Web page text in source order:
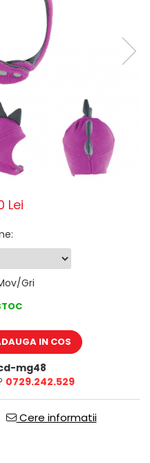
Lei
:
Gri
IN COS
mg48
0729.242.529
Cere informatii